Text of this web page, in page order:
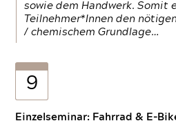
sowie dem Handwerk. Somit
Teilnehmer*Innen den
/ chemischem Grundlage…
9
Einzelseminar: Fahrrad & E-